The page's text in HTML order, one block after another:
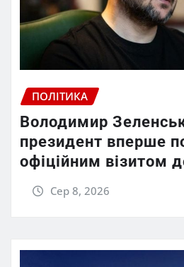
ПОЛІТИКА
Володимир
президент вперше
офіційним візитом
Сер 8, 2026